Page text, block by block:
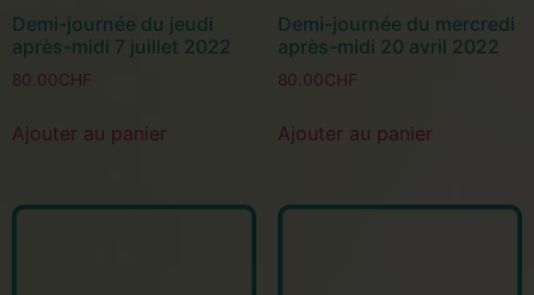
Demi-journée du jeudi
après-midi 7 juillet 2022
80.00CHF
Ajouter au panier
Demi-journée du mercredi
après-midi 20 avril 2022
80.00CHF
Ajouter au panier